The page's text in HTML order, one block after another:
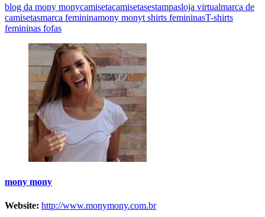
blog da mony monycamisetacamisetasestampasloja virtualmarca de
camisetasmarca femininamony monyt shirts femininasT-shirts
femininas fofas
mony mony
Website: http://www.monymony.com.br